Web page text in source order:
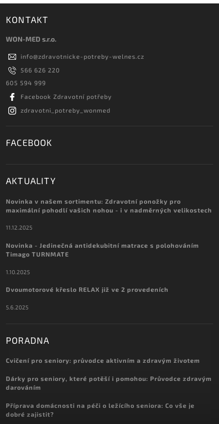
KONTAKT
WON-MED s.r.o.
info@zdravotnicke-potreby-welnes.cz
566 626 220
605 594 999
Facebook Zdravotní potřeby
zdravotni_potreby_wonmed
FACEBOOK
AKTUALITY
Novinka v našem sortimentu: Zdravotní ponožky pro
maximální pohodlí vašich nohou - i v nadměrných velikostech
11.12.2025
Novinka - Jedinečná antidekubitní matrace s polohováním
Timago TURNMATE
1.10.2025
Dvoumotorové křeslo RELAX již ve 2 provedeních
5.6.2025
PORADNA
Cvičení pro seniory: průvodce aktivním a zdravým životem
Dárky pro seniory, které potěší i pomohou: Průvodce zdravým
darováním
Příprava domácnosti na péči o ležícího seniora: Co vše je
dobré zajistit?